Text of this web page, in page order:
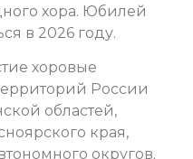
хора. Юбилей
в 2026 году.
хоровые
России
областей,
края,
округов.